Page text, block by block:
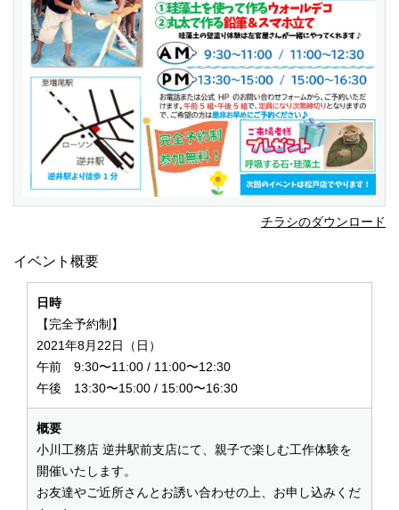
チラシのダウンロード
イベント概要
日時
【完全予約制】
2021年8月22日（日）
午前 9:30〜11:00 / 11:00〜12:30
午後 13:30〜15:00 / 15:00〜16:30
概要
小川工務店 逆井駅前支店にて、親子で楽しむ工作体験を
開催いたします。
お友達やご近所さんとお誘い合わせの上、お申し込みくだ